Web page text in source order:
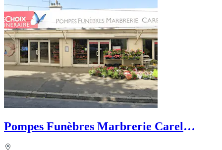
Pompes Funèbres Marbrerie Carel